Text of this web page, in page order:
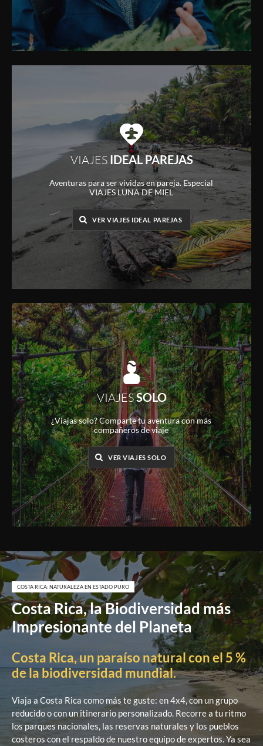
VIAJES IDEAL PAREJAS
Aventuras para ser vividas en pareja. Especial
VIAJES LUNA DE MIEL
VER VIAJES IDEAL PAREJAS
VIAJESSOLO
¿Viajas solo? Comparte tu aventura con más
compañeros de viaje
VER VIAJES SOLO
COSTA RICA: NATURALEZA EN ESTADO PURO
Costa Rica, la Biodiversidad más
Impresionante del Planeta
Costa Rica, un paraíso natural con el 5 %
de la biodiversidad mundial.
Viaja a Costa Rica como más te guste: en 4x4, con un grupo
reducido o con un itinerario personalizado. Recorre a tu ritmo
los parques nacionales, las reservas naturales y los pueblos
costeros con el respaldo de nuestro equipo de expertos. Ya sea